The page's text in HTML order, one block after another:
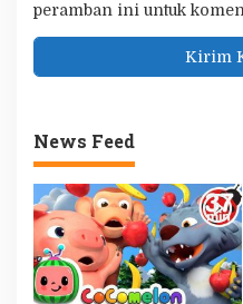
peramban ini untuk
News Feed